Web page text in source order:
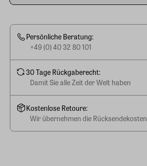
Persönliche Beratung:
+49 (0) 40 32 80 101
30 Tage Rückgaberecht:
Damit Sie alle Zeit der Welt haben
Kostenlose Retoure:
Wir übernehmen die Rücksendekosten